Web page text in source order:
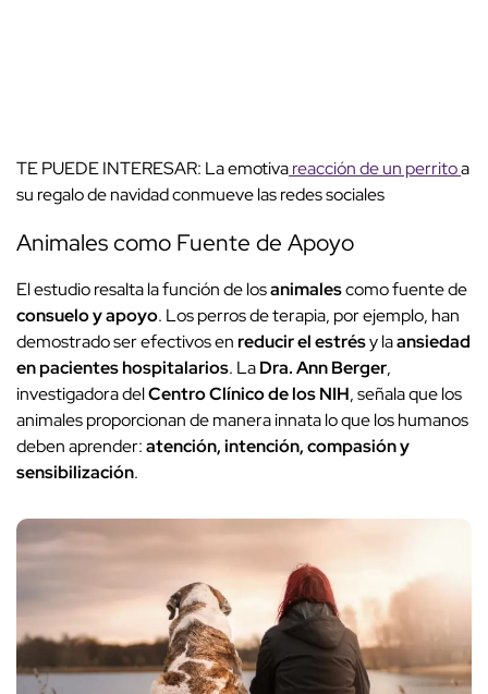
TE PUEDE INTERESAR: La emotivareacción de un perritoa
su regalo de navidad conmueve las redes sociales
Animales como Fuente de Apoyo
El estudio resalta la función de losanimalescomo fuente de
consuelo y apoyo. Los perros de terapia, por ejemplo, han
demostrado ser efectivos enreducir el estrésy laansiedad
en pacientes hospitalarios. LaDra. Ann Berger,
investigadora delCentro Clínico de los NIH, señala que los
animales proporcionan de manera innata lo que los humanos
deben aprender:atención, intención, compasión y
sensibilización.